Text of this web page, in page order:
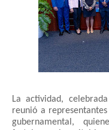
La actividad,
reunió a
gubernamental,